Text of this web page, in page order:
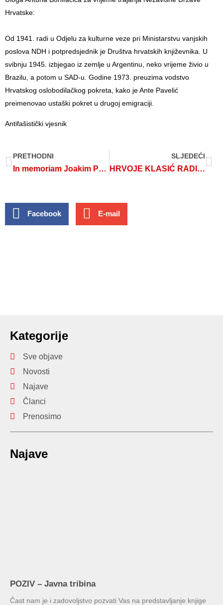
Hrvatske:
Od 1941. radi u Odjelu za kulturne veze pri Ministarstvu vanjskih
poslova NDH i potpredsjednik je Društva hrvatskih književnika. U
svibnju 1945. izbjegao iz zemlje u Argentinu, neko vrijeme živio u
Brazilu, a potom u SAD-u. Godine 1973. preuzima vodstvo
Hrvatskog oslobodilačkog pokreta, kako je Ante Pavelić
preimenovao ustaški pokret u drugoj emigraciji.
Antifašistički vjesnik
PRETHODNI
In memoriam Joakim Puškaš (1956.-2023.)
SLJEDEĆI
HRVOJE KLASIĆ RADI DOKUMENTARNU SERIJU O PARTIZANIMA
Facebook E-mail
Kategorije
Sve objave
Novosti
Najave
Članci
Prenosimo
Najave
POZIV – Javna tribina
Čast nam je i zadovoljstvo pozvati Vas na predstavljanje knjige